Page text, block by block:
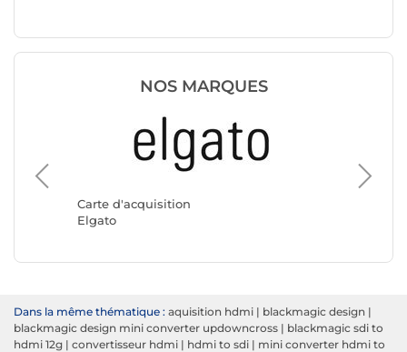
NOS MARQUES
Carte d'acquisition
Elgato
Dans la même thématique : aquisition hdmi | blackmagic design |
blackmagic design mini converter updowncross | blackmagic sdi to
hdmi 12g | convertisseur hdmi | hdmi to sdi | mini converter hdmi to